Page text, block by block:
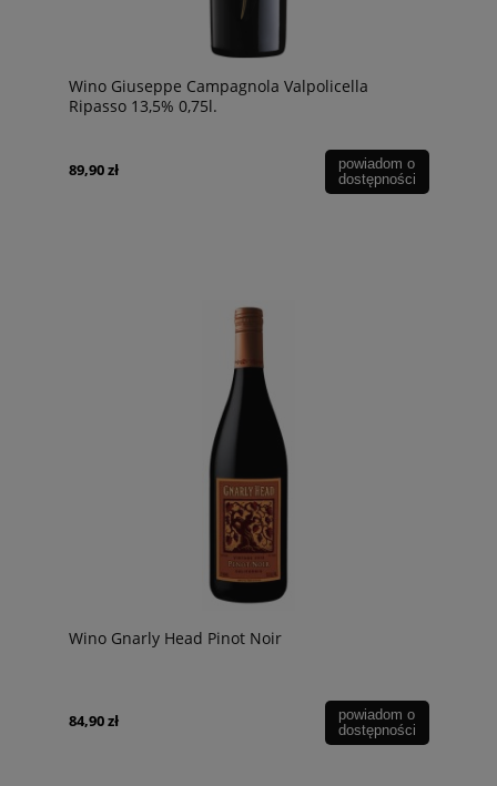
Wino Giuseppe Campagnola Valpolicella
Ripasso 13,5% 0,75l.
89,90 zł
powiadom o
dostępności
Wino Gnarly Head Pinot Noir
84,90 zł
powiadom o
dostępności